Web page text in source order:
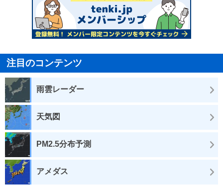
注目のコンテンツ
雨雲レーダー
天気図
PM2.5分布予測
アメダス